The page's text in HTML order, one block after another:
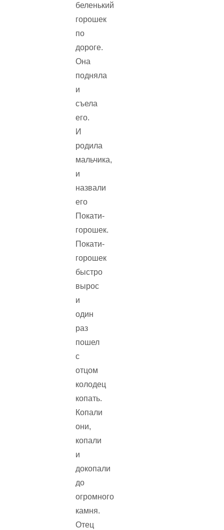
беленький
горошек
по
дороге.
Она
подняла
и
съела
его.
И
родила
мальчика,
и
назвали
его
Покати-
горошек.
Покати-
горошек
быстро
вырос
и
один
раз
пошел
с
отцом
колодец
копать.
Копали
они,
копали
и
докопали
до
огромного
камня.
Отец